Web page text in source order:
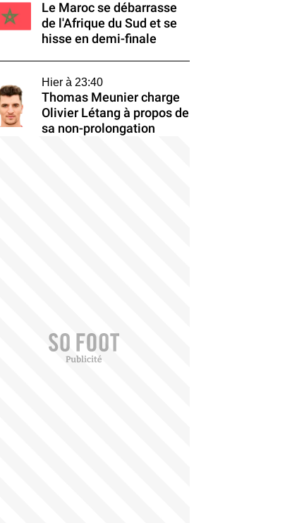
Le Maroc se débarrasse
de l'Afrique du Sud et se
hisse en demi-finale
Hier à 23:40
Thomas Meunier charge
Olivier Létang à propos de
sa non-prolongation